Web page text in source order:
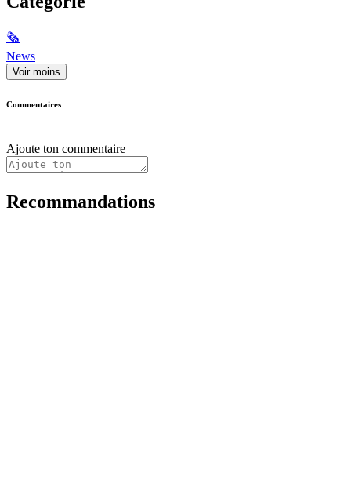
🗞
News
Voir moins
Commentaires
Ajoute ton commentaire
Recommandations